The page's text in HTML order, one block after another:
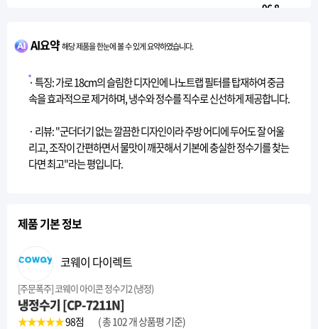
96.8
AI요약해당 제품을 한눈에 볼 수 있게 요약하였습니다.
· 특징: 가로 18cm의 슬림한 디자인에 나노트랩 필터를 탑재하여 중금
속을 효과적으로 제거하며, 냉수와 정수를 직수로 신선하게 제공합니다.
· 리뷰: "군더더기 없는 깔끔한 디자인이라 주방 어디에 두어도 잘 어울
리고, 조작이 간편하면서 물맛이 깨끗해서 기본에 충실한 정수기를 찾는
다면 최고"라는 평입니다.
제품 기본 정보
코웨이 다이렉트
[주문폭주] 코웨이 아이콘 정수기2 (냉정)
냉정수기 [CP-7211N]
★★★★★98점 ( 총 102 개 상품평 기준)